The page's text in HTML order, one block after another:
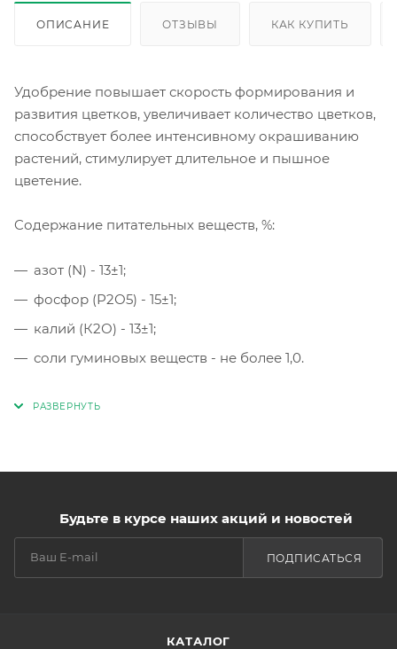
ОПИСАНИЕ ОТЗЫВЫ КАК КУПИТЬ
Удобрение повышает скорость формирования и
развития цветков, увеличивает количество цветков,
способствует более интенсивному окрашиванию
растений, стимулирует длительное и пышное
цветение.
Cодержание питательных веществ, %:
азот (N) - 13±1;
фосфор (Р2О5) - 15±1;
калий (К2О) - 13±1;
соли гуминовых веществ - не более 1,0.
Будьте в курсе наших акций и новостей
ПОДПИСАТЬСЯ
КАТАЛОГ